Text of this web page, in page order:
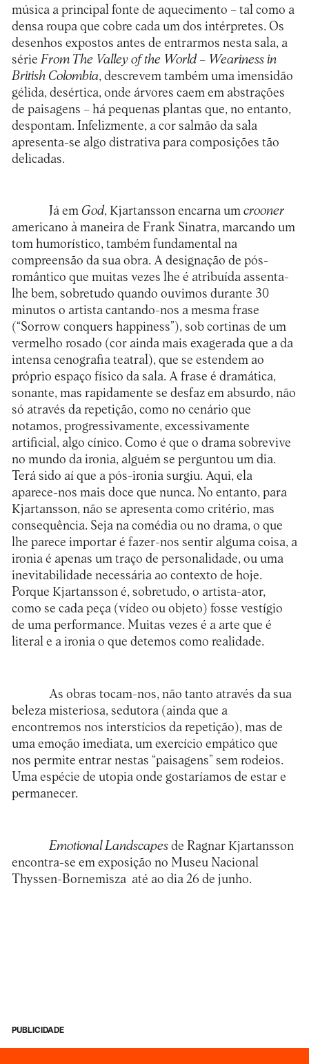
música a principal fonte de aquecimento – tal como a
densa roupa que cobre cada um dos intérpretes. Os
desenhos expostos antes de entrarmos nesta sala, a
série From The Valley of the World – Weariness in
British Colombia, descrevem também uma imensidão
gélida, desértica, onde árvores caem em abstrações
de paisagens – há pequenas plantas que, no entanto,
despontam. Infelizmente, a cor salmão da sala
apresenta-se algo distrativa para composições tão
delicadas.
Já em God, Kjartansson encarna um crooner
americano à maneira de Frank Sinatra, marcando um
tom humorístico, também fundamental na
compreensão da sua obra. A designação de pós-
romântico que muitas vezes lhe é atribuída assenta-
lhe bem, sobretudo quando ouvimos durante 30
minutos o artista cantando-nos a mesma frase
(“Sorrow conquers happiness”), sob cortinas de um
vermelho rosado (cor ainda mais exagerada que a da
intensa cenografia teatral), que se estendem ao
próprio espaço físico da sala. A frase é dramática,
sonante, mas rapidamente se desfaz em absurdo, não
só através da repetição, como no cenário que
notamos, progressivamente, excessivamente
artificial, algo cínico. Como é que o drama sobrevive
no mundo da ironia, alguém se perguntou um dia.
Terá sido aí que a pós-ironia surgiu. Aqui, ela
aparece-nos mais doce que nunca. No entanto, para
Kjartansson, não se apresenta como critério, mas
consequência. Seja na comédia ou no drama, o que
lhe parece importar é fazer-nos sentir alguma coisa, a
ironia é apenas um traço de personalidade, ou uma
inevitabilidade necessária ao contexto de hoje.
Porque Kjartansson é, sobretudo, o artista-ator,
como se cada peça (vídeo ou objeto) fosse vestígio
de uma performance. Muitas vezes é a arte que é
literal e a ironia o que detemos como realidade.
As obras tocam-nos, não tanto através da sua
beleza misteriosa, sedutora (ainda que a
encontremos nos interstícios da repetição), mas de
uma emoção imediata, um exercício empático que
nos permite entrar nestas “paisagens” sem rodeios.
Uma espécie de utopia onde gostaríamos de estar e
permanecer.
Emotional Landscapesde Ragnar Kjartansson
encontra-se em exposição no Museu Nacional
Thyssen-Bornemisza até ao dia 26 de junho.
PUBLICIDADE